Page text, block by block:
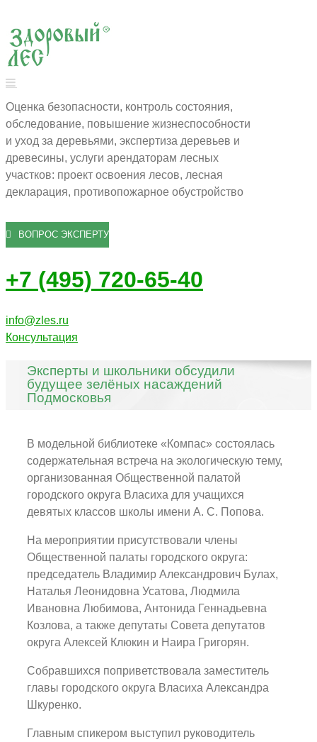
Оценка безопасности, контроль состояния,
обследование, повышение жизнеспособности
и уход за деревьями, экспертиза деревьев и
древесины, услуги арендаторам лесных
участков: проект освоения лесов, лесная
декларация, противопожарное обустройство
ВОПРОС ЭКСПЕРТУ
+7 (495) 720-65-40
info@zles.ru
Консультация
Эксперты и школьники обсудили
будущее зелёных насаждений
Подмосковья
В модельной библиотеке «Компас» состоялась
содержательная встреча на экологическую тему,
организованная Общественной палатой
городского округа Власиха для учащихся
девятых классов школы имени А. С. Попова.
На мероприятии присутствовали члены
Общественной палаты городского округа:
председатель Владимир Александрович Булах,
Наталья Леонидовна Усатова, Людмила
Ивановна Любимова, Антонида Геннадьевна
Козлова, а также депутаты Совета депутатов
округа Алексей Клюкин и Наира Григорян.
Собравшихся поприветствовала заместитель
главы городского округа Власиха Александра
Шкуренко.
Главным спикером выступил руководитель